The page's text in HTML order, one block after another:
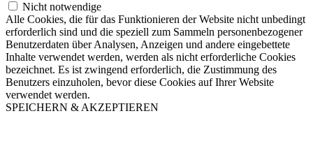
Nicht notwendige
Alle Cookies, die für das Funktionieren der Website nicht unbedingt
erforderlich sind und die speziell zum Sammeln personenbezogener
Benutzerdaten über Analysen, Anzeigen und andere eingebettete
Inhalte verwendet werden, werden als nicht erforderliche Cookies
bezeichnet. Es ist zwingend erforderlich, die Zustimmung des
Benutzers einzuholen, bevor diese Cookies auf Ihrer Website
verwendet werden.
SPEICHERN & AKZEPTIEREN